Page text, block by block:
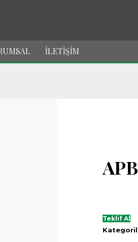
İLETİŞİM
Teklif Al